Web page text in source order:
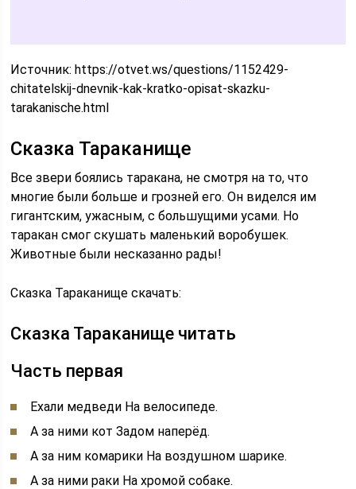
Источник:https://otvet.ws/questions/1152429-
chitatelskij-dnevnik-kak-kratko-opisat-skazku-
tarakanische.html
Сказка Тараканище
Все звери боялись таракана, не смотря на то, что
многие были больше и грозней его. Он виделся им
гигантским, ужасным, с большущими усами. Но
таракан смог скушать маленький воробушек.
Животные были несказанно рады!
Сказка Тараканище скачать:
Сказка Тараканище читать
Часть первая
Ехали медведи На велосипеде.
А за ними кот Задом наперёд.
А за ним комарики На воздушном шарике.
А за ними раки На хромой собаке.